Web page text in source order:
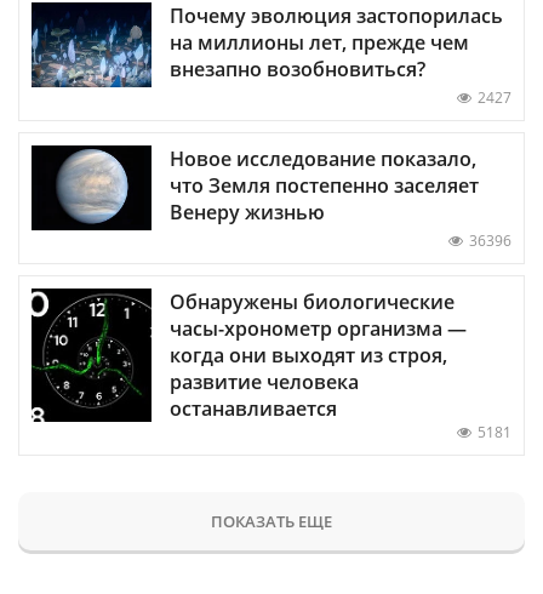
Почему эволюция застопорилась
на миллионы лет, прежде чем
внезапно возобновиться?
2427
Новое исследование показало,
что Земля постепенно заселяет
Венеру жизнью
36396
Обнаружены биологические
часы-хронометр организма —
когда они выходят из строя,
развитие человека
останавливается
5181
ПОКАЗАТЬ ЕЩЕ